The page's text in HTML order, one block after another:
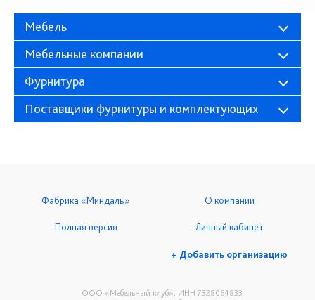
Мебель
Мебельные компании
Фурнитура
Поставщики фурнитуры и комплектующих
ООО «Мебельный клуб», ИНН 7328064833
Фабрика «Миндаль» О компании
Полная версия Личный кабинет
+ Добавить организацию